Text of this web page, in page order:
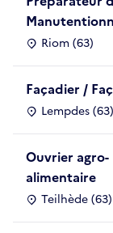
Riom (63)
Façadier /
Lempdes (63)
Ouvrier agro-
alimentaire
Teilhède (63)